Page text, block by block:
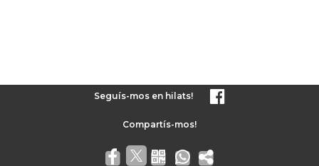
Seguís-mos en hilats!